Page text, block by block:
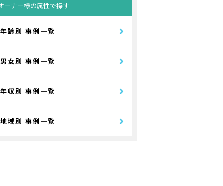
ーナー様の属性で探す
年齢別 事例一覧
男女別 事例一覧
年収別 事例一覧
地域別 事例一覧